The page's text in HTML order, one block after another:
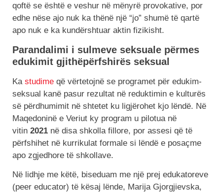
qoftë se është e veshur në mënyrë provokative, por
edhe nëse ajo nuk ka thënë një “jo” shumë të qartë
apo nuk e ka kundërshtuar aktin fizikisht.
Parandalimi i sulmeve seksuale përmes
edukimit gjithëpërfshirës seksual
Ka studime që vërtetojnë se programet për edukim-
seksual kanë pasur rezultat në reduktimin e kulturës
së përdhumimit në shtetet ku ligjërohet kjo lëndë. Në
Maqedoninë e Veriut ky program u pilotua në
vitin 2021 në disa shkolla fillore, por assesi që të
përfshihet në kurrikulat formale si lëndë e posaçme
apo zgjedhore të shkollave.
Në lidhje me këtë, biseduam me një prej edukatoreve
(peer educator) të kësaj lënde, Marija Gjorgjievska,